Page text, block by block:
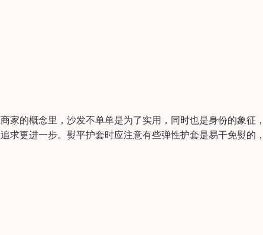
家的概念里，沙发不单单是为了实用，同时也是身份的象征
求更进一步。熨平护套时应注意有些弹性护套是易干免熨的